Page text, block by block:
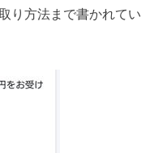
り方法まで書かれてい